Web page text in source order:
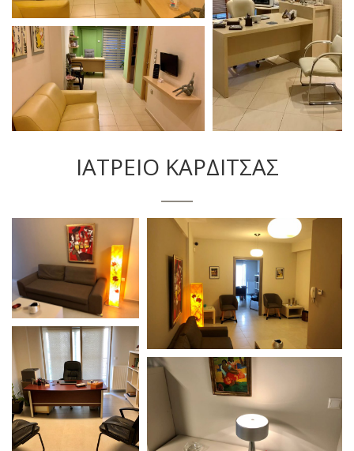
ΙΑΤΡΕΙΟ ΚΑΡΔΙΤΣΑΣ